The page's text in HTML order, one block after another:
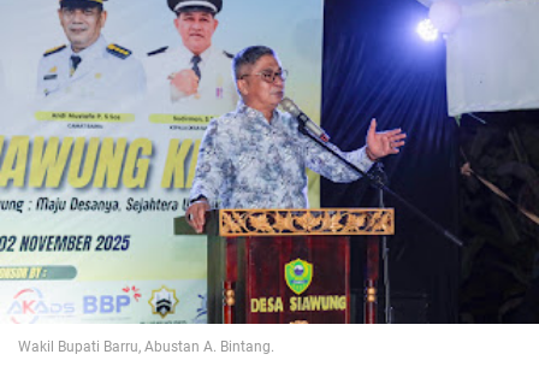
Wakil Bupati Barru, Abustan A. Bintang.